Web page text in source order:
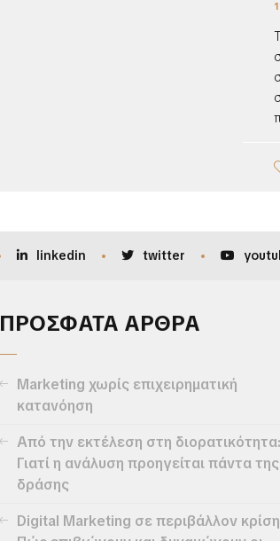
linkedin twitter
ΠΡΟΣΦΑΤΑ ΑΡΘΡΑ
Marketing χωρίς επιχειρηματική
κατανόηση
Από την εκτέλεση στη διορατικότητα:
Γιατί η ανάλυση προηγείται πάντα της
δράσης
Digital Marketing σε περιβάλλον